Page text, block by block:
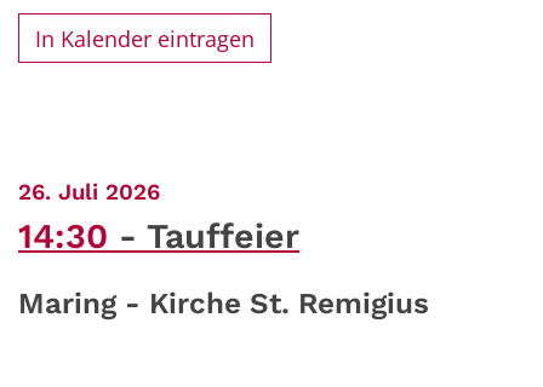
In Kalender eintragen
26. Juli 2026:
14:30 Tauffeier
Maring - Kirche St. Remigius